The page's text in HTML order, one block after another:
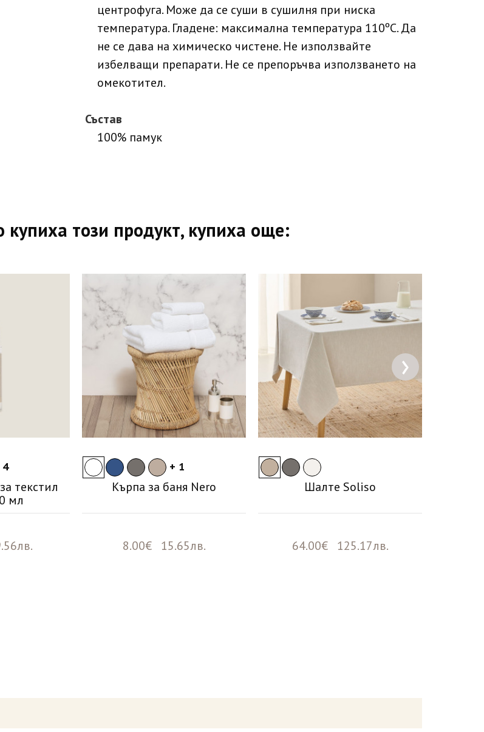
центрофуга. Може да се суши в сушилня при ниска
температура. Гладене: максимална температура 110ºC. Да
не се дава на химическо чистене. Не използвайте
избелващи препарати. Не се препоръчва използването на
омекотител.
Състав
100% памук
купиха този продукт, купиха още:
4
текстил
мл
+ 1
Кърпа за баня Nero
8.00€ 15.65лв.
Шалте Soliso
64.00€ 125.17лв.
›